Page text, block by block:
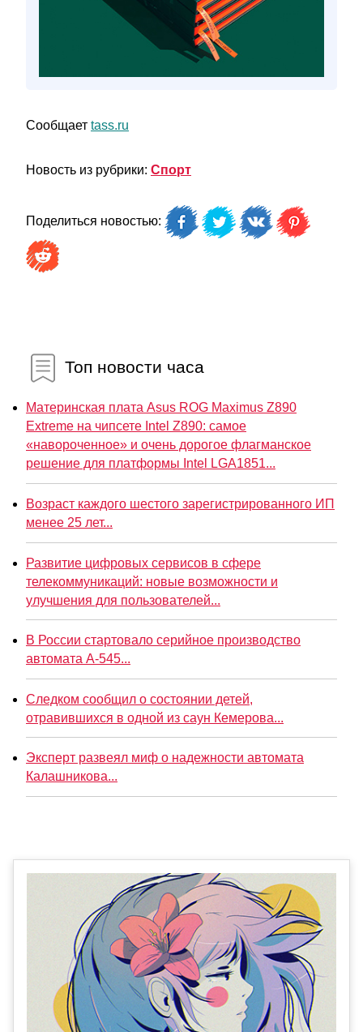
Сообщает tass.ru
Новость из рубрики: Спорт
Поделиться новостью:
Топ новости часа
Материнская плата Asus ROG Maximus Z890
Extreme на чипсете Intel Z890: самое
«навороченное» и очень дорогое флагманское
решение для платформы Intel LGA1851...
Возраст каждого шестого зарегистрированного ИП
менее 25 лет...
Развитие цифровых сервисов в сфере
телекоммуникаций: новые возможности и
улучшения для пользователей...
В России стартовало серийное производство
автомата А-545...
Следком сообщил о состоянии детей,
отравившихся в одной из саун Кемерова...
Эксперт развеял миф о надежности автомата
Калашникова...